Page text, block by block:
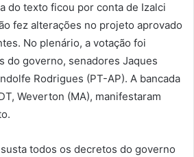
do texto ficou por conta de Izalci
fez alterações no projeto aprovado
No plenário, a votação foi
do governo, senadores Jaques
Rodrigues (PT-AP). A bancada
Weverton (MA), manifestaram
todos os decretos do governo